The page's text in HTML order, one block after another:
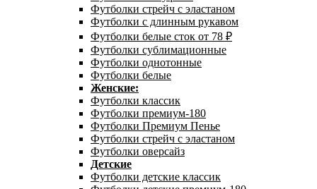
Футболки стрейч с эластаном
Футболки с длинным рукавом
Футболки белые сток от 78 ₽
Футболки сублимационные
Футболки однотонные
Футболки белые
Женские:
Футболки классик
Футболки премиум-180
Футболки Премиум Пенье
Футболки стрейч с эластаном
Футболки оверсайз
Детские
Футболки детские классик